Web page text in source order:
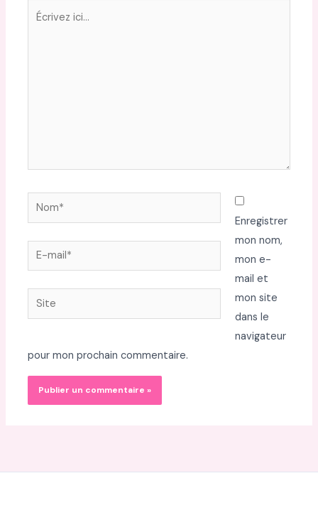
Écrivez
Nom*
E-
mail*
Site
Enregistrer
mon nom,
mon e-
mail et
mon site
dans le
navigateur
pour mon prochain commentaire.